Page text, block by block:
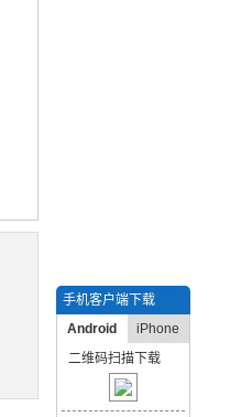
手机客户端下载
Android
iPhone
二维码扫描下载